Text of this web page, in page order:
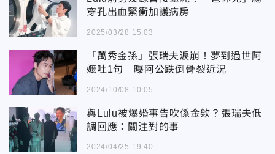
穿孔出血緊衝加護病房
2025/03/28 15:03
「萬秀金孫」張瑞夫淚崩！夢到過世阿
嬤吐1句 曝阿公跌倒骨裂近況
2024/10/08 10:05
與Lulu被爆婚事告吹係金欸？張瑞夫低
調回應：關注對的事
2024/04/25 19:40